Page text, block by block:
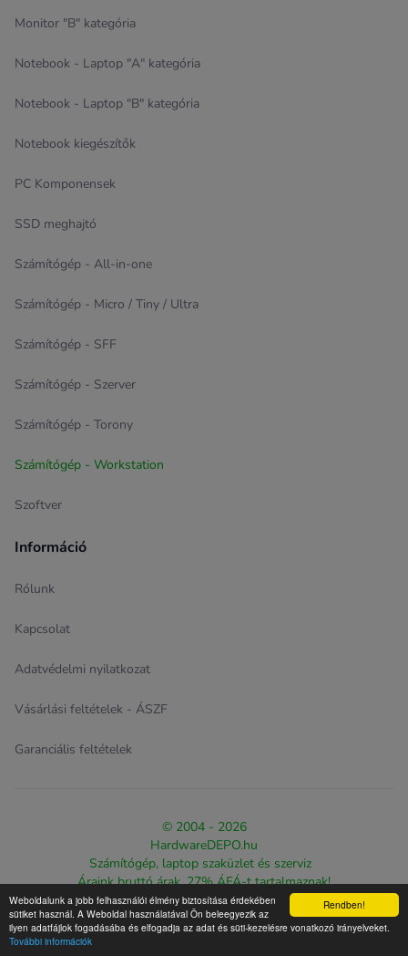
Rendben!
Weboldalunk a jobb felhasználói élmény biztosítása érdekében
sütiket használ. A Weboldal használatával Ön beleegyezik az
ilyen adatfájlok fogadásába és elfogadja az adat és süti-kezelésre vonatkozó irányelveket.
További információk
Monitor "B" kategória
Notebook - Laptop "A" kategória
Notebook - Laptop "B" kategória
Notebook kiegészítők
PC Komponensek
SSD meghajtó
Számítógép - All-in-one
Számítógép - Micro / Tiny / Ultra
Számítógép - SFF
Számítógép - Szerver
Számítógép - Torony
Számítógép - Workstation
Szoftver
Információ
Rólunk
Kapcsolat
Adatvédelmi nyilatkozat
Vásárlási feltételek - ÁSZF
Garanciális feltételek
© 2004 - 2026
HardwareDEPO.hu
Számítógép, laptop szaküzlet és szerviz
Áraink bruttó árak, 27% ÁFÁ-t tartalmaznak!
Design & eCommerce solution proudly created byThe Web
Warriorz